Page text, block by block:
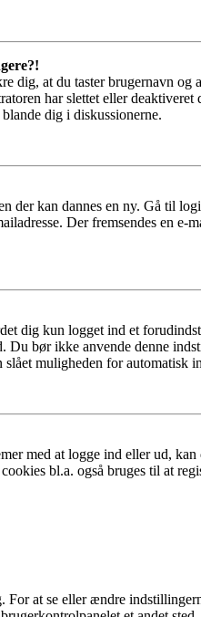
at du taster brugernavn og
har slettet eller
dig i diskussionerne.
der kan dannes en ny. Gå til
Der fremsendes en
dig kun logget ind et
Du bør ikke anvende denne
muligheden for automatisk
med at logge ind eller ud,
bl.a. også bruges til at
at se eller ændre